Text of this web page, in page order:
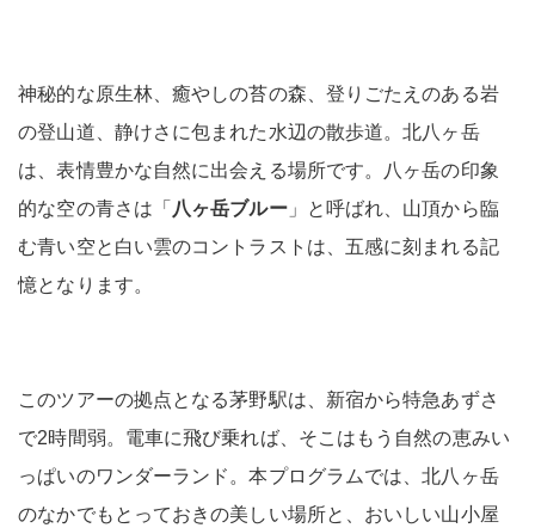
神秘的な原生林、癒やしの苔の森、登りごたえのある岩
の登山道、静けさに包まれた水辺の散歩道。北八ヶ岳
は、表情豊かな自然に出会える場所です。八ヶ岳の印象
的な空の青さは「 八ヶ岳ブルー」と呼ばれ、山頂から臨
む青い空と白い雲のコントラストは、五感に刻まれる記
憶となります。
このツアーの拠点となる茅野駅は、新宿から特急あずさ
で2時間弱。電車に飛び乗れば、そこはもう自然の恵みい
っぱいのワンダーランド。本プログラムでは、北八ヶ岳
のなかでもとっておきの美しい場所と、おいしい山小屋